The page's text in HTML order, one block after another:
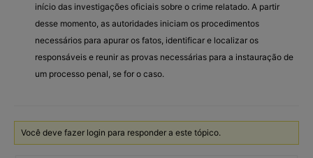
início das investigações oficiais sobre o crime relatado. A partir
desse momento, as autoridades iniciam os procedimentos
necessários para apurar os fatos, identificar e localizar os
responsáveis e reunir as provas necessárias para a instauração de
um processo penal, se for o caso.
Você deve fazer login para responder a este tópico.